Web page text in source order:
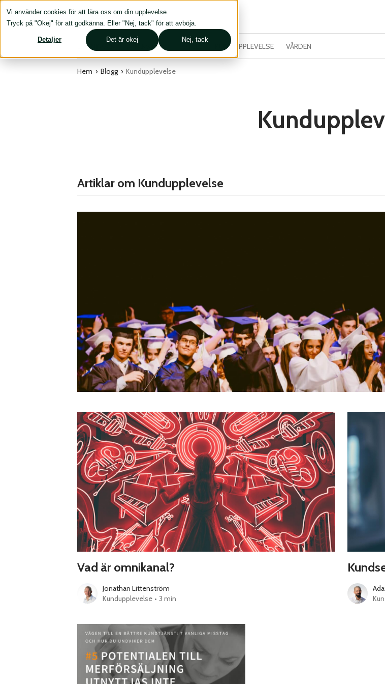
Vi använder cookies för att lära oss om din upplevelse.
Tryck på "Okej" för att godkänna. Eller "Nej, tack" för att avböja.
Detaljer Det är okej Nej, tack
LÖSNINGAR AFFÄRSTIPS HOTELL KUNDUPPLEVELSE VÅRDEN
Hem › Blogg › Kundupplevelse
Artiklar om Kundupplevelse
Vad är omnikanal?
Jonathan Littenström
Kundupplevelse • 3 min